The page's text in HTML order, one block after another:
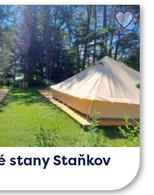
stany Staňkov